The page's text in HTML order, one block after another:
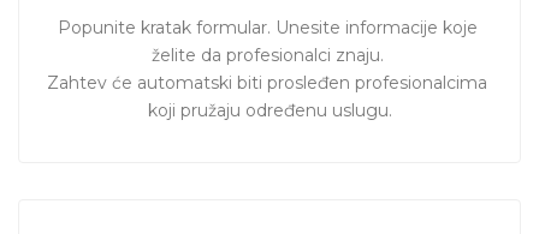
Popunite kratak formular. Unesite informacije koje
želite da profesionalci znaju.
Zahtev će automatski biti prosleđen profesionalcima
koji pružaju određenu uslugu.